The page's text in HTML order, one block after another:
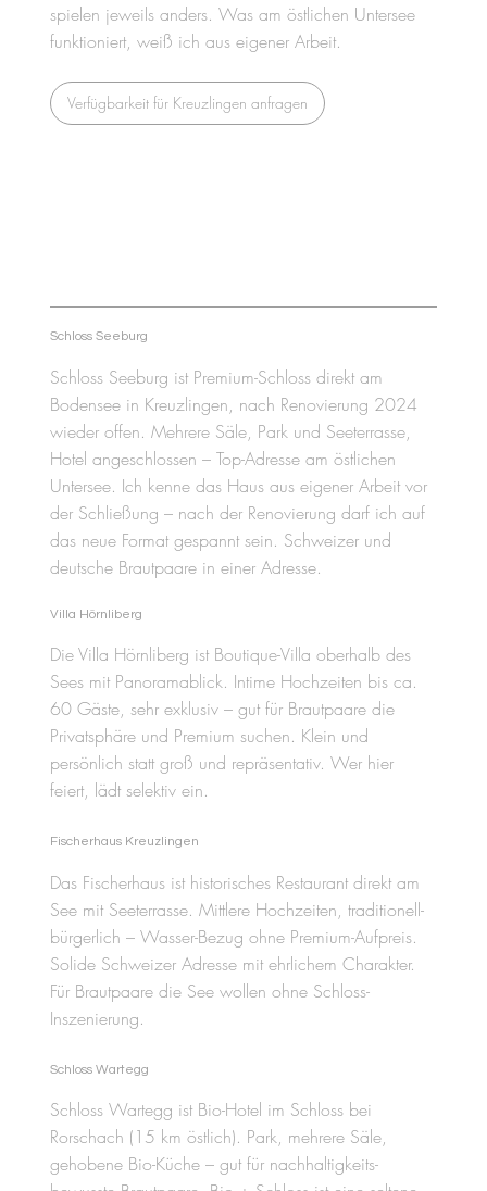
spielen jeweils anders. Was am östlichen Untersee
funktioniert, weiß ich aus eigener Arbeit.
Verfügbarkeit für Kreuzlingen anfragen
Schloss Seeburg
Schloss Seeburg ist Premium-Schloss direkt am
Bodensee in Kreuzlingen, nach Renovierung 2024
wieder offen. Mehrere Säle, Park und Seeterrasse,
Hotel angeschlossen – Top-Adresse am östlichen
Untersee. Ich kenne das Haus aus eigener Arbeit vor
der Schließung – nach der Renovierung darf ich auf
das neue Format gespannt sein. Schweizer und
deutsche Brautpaare in einer Adresse.
Villa Hörnliberg
Die Villa Hörnliberg ist Boutique-Villa oberhalb des
Sees mit Panoramablick. Intime Hochzeiten bis ca.
60 Gäste, sehr exklusiv – gut für Brautpaare die
Privatsphäre und Premium suchen. Klein und
persönlich statt groß und repräsentativ. Wer hier
feiert, lädt selektiv ein.
Fischerhaus Kreuzlingen
Das Fischerhaus ist historisches Restaurant direkt am
See mit Seeterrasse. Mittlere Hochzeiten, traditionell-
bürgerlich – Wasser-Bezug ohne Premium-Aufpreis.
Solide Schweizer Adresse mit ehrlichem Charakter.
Für Brautpaare die See wollen ohne Schloss-
Inszenierung.
Schloss Wartegg
Schloss Wartegg ist Bio-Hotel im Schloss bei
Rorschach (15 km östlich). Park, mehrere Säle,
gehobene Bio-Küche – gut für nachhaltigkeits-